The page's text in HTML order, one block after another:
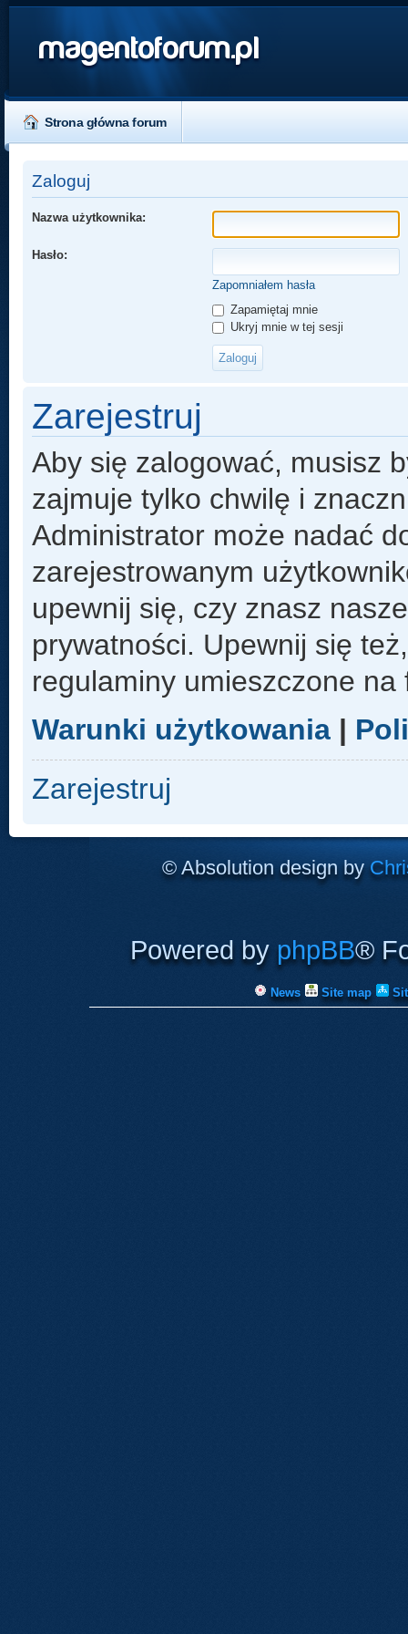
magentoforum.pl
Strona główna forum
Zaloguj
Nazwa użytkownika:
Hasło:
Zapomniałem hasła
Zapamiętaj mnie
Ukryj mnie w tej sesji
Zarejestruj
Aby się zalogować, musisz
zajmuje tylko chwilę i
Administrator może nadać
zarejestrowanym
upewnij się, czy znasz
prywatności. Upewnij się
regulaminy umieszczone na
Warunki użytkowania |
Zarejestruj
© Absolution design by
Powered by phpBB®
News Site map